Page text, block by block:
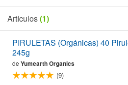
Artículos(1)
PIRULETAS (Orgánicas) 40 Piruletas Surtidas (8,5 oz)
245g
de Yumearth Organics
(9)